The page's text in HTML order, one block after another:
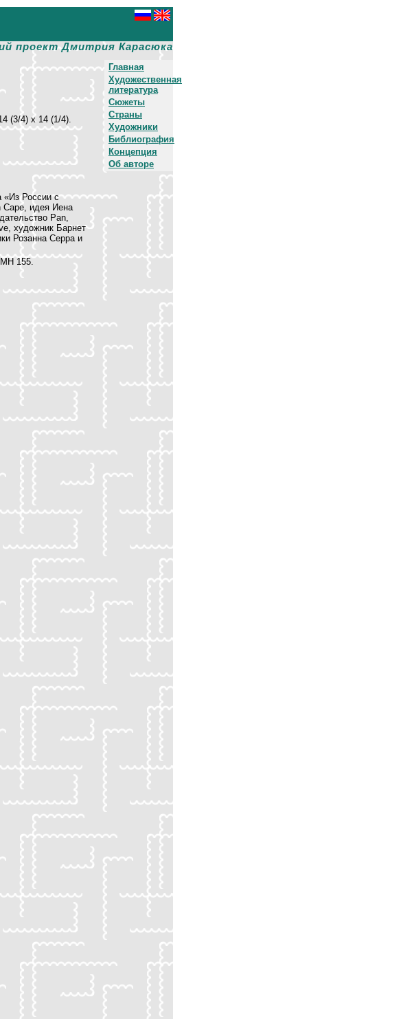
проект Дмитрия Карасюка
Главная
Художественная
литература
Сюжеты
Страны
Художники
Библиография
Концепция
Об авторе
(3/4) х 14 (1/4).
«Из России с
Cape, идея Иена
Pan,
художник Барнет
Розанна Серра и
МН 155.